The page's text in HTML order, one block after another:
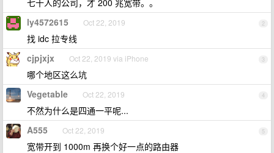
七十人的公司，才 200 兆宽带。。
2
ly4572615 Oct 22, 2019
找 idc 拉专线
3
cjpjxjx Oct 22, 2019 via iPhone
哪个地区这么坑
4
Vegetable Oct 22, 2019
不然为什么是四通一平呢...
5
A555 Oct 22, 2019
宽带开到 1000m 再换个好一点的路由器